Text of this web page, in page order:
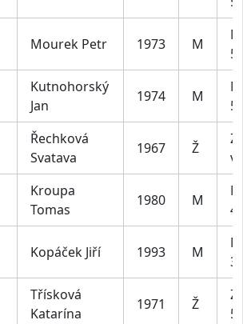
Mourek Petr 1973 M
Kutnohorský
Jan
1974 M
Řechková
Svatava
1967 Ž
Kroupa
Tomas
1980 M
Kopáček Jiří 1993 M
Třísková
Katarína
1971 Ž